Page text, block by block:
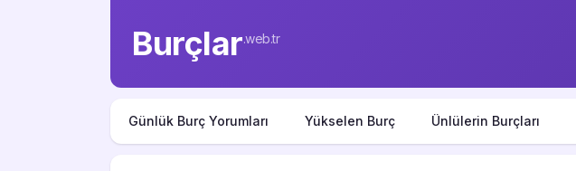
Burçlar.web.tr
Günlük Burç Yorumları Yükselen Burç Ünlülerin Burçları